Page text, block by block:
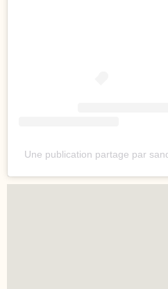
Une publication partage par